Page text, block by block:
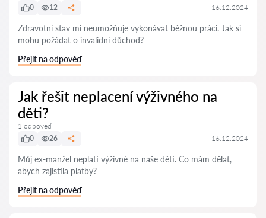
0
12 16.12.2024
Zdravotní stav mi neumožňuje vykonávat běžnou práci. Jak si
mohu požádat o invalidní důchod?
Přejít na odpověď
Jak řešit neplacení výživného na
děti?
1 odpověď
0
26 16.12.2024
Můj ex-manžel neplatí výživné na naše děti. Co mám dělat,
abych zajistila platby?
Přejít na odpověď